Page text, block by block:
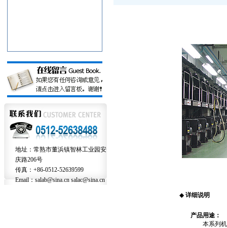
地址：常熟市董浜镇智林工业园安
庆路206号
传真：+86-0512-52639599
Email：salab@sina.cn salac@sina.cn
◆ 详细说明
产品用途：
本系列机